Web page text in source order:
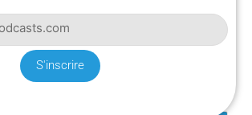
chorégraphes pour qui la danse
S'inscrire